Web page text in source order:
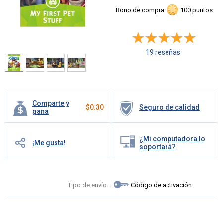
Comparte y
gana
$0.30 Seguro de calidad
¡Me gusta!
¿Mi computadora lo
soportará?
Tipo de envío: Código de activación
Bono de compra: 100 puntos
19 reseñas